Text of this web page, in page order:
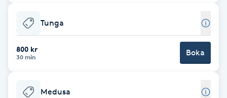
Face framing
Tunga
800 kr
30 min Boka
Medusa